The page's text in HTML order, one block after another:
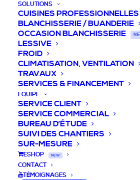
SOLUTIONS
CUISINES PROFESSIONNELLES
BLANCHISSERIE / BUANDERIE
OCCASION BLANCHISSERIE
LESSIVE
FROID
CLIMATISATION, VENTILATION
TRAVAUX
SERVICES & FINANCEMENT
EQUIPE
SERVICE CLIENT
SERVICE COMMERCIAL
BUREAU D’ÉTUDE
SUIVI DES CHANTIERS
SUR-MESURE
ESHOP NEW
CONTACT
TÉMOIGNAGES
DEVIS /
QUESTIONS